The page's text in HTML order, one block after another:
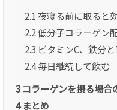
2.1夜寝る前に取ると
2.2低分子コラーゲン
2.3 ビタミンC、鉄分
2.4毎日継続して飲む
3 コラーゲンを摂る場合
4まとめ